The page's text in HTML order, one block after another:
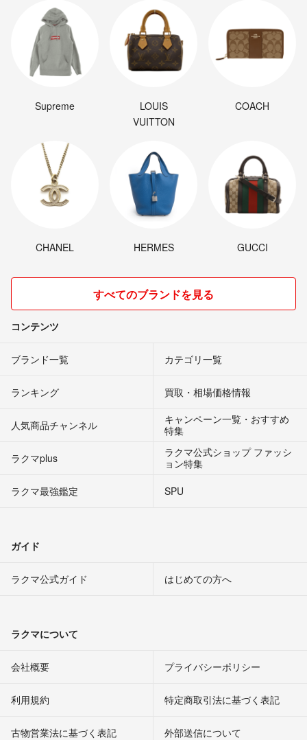
Supreme
LOUIS
VUITTON
COACH
CHANEL HERMES GUCCI
すべてのブランドを見る
コンテンツ
ブランド一覧 カテゴリ一覧
ランキング 買取・相場価格情報
人気商品チャンネル
キャンペーン一覧・おすすめ
特集
ラクマplus
ラクマ公式ショップ ファッシ
ョン特集
ラクマ最強鑑定
SPU
ガイド
ラクマ公式ガイド はじめての方へ
ラクマについて
会社概要 プライバシーポリシー
利用規約 特定商取引法に基づく表記
古物営業法に基づく表記 外部送信について